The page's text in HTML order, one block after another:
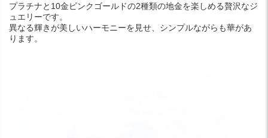
プラチナと10金ピンクゴールドの2種類の地金を楽しめる贅沢なジ
ュエリーです。
異なる輝きが美しいハーモニーを見せ、シンプルながらも華があ
ります。